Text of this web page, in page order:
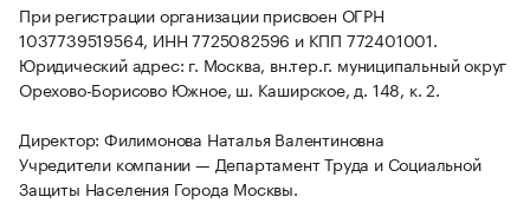
При регистрации организации присвоен ОГРН
1037739519564, ИНН 7725082596 и КПП 772401001.
Юридический адрес: г. Москва, вн.тер.г. муниципальный округ
Орехово-Борисово Южное, ш. Каширское, д. 148, к. 2.
Директор: Филимонова Наталья Валентиновна
Учредители компании — Департамент Труда и Социальной
Защиты Населения Города Москвы.